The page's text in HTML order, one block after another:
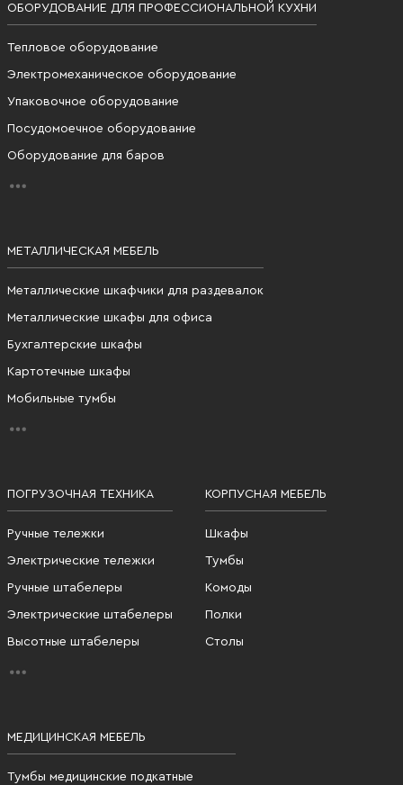
ОБОРУДОВАНИЕ ДЛЯ ПРОФЕССИОНАЛЬНОЙ КУХНИ
Тепловое оборудование
Электромеханическое оборудование
Упаковочное оборудование
Посудомоечное оборудование
Оборудование для баров
МЕТАЛЛИЧЕСКАЯ МЕБЕЛЬ
Металлические шкафчики для раздевалок
Металлические шкафы для офиса
Бухгалтерские шкафы
Картотечные шкафы
Мобильные тумбы
ПОГРУЗОЧНАЯ ТЕХНИКА
Ручные тележки
Электрические тележки
Ручные штабелеры
Электрические штабелеры
Высотные штабелеры
КОРПУСНАЯ МЕБЕЛЬ
Шкафы
Тумбы
Комоды
Полки
Столы
МЕДИЦИНСКАЯ МЕБЕЛЬ
Тумбы медицинские подкатные